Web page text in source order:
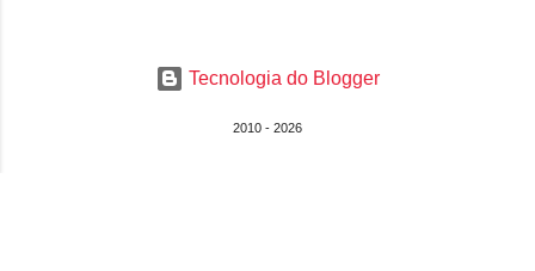
grave ou até mesmo fatal ao condutor do
veículo” . O serviço...
de 2026, ou seja, acontecerá entre os meses de
Tecnologia do Blogger
2010 - 2026